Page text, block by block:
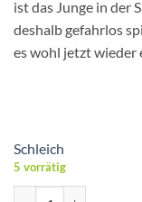
ist das Junge in der
deshalb gefahrlos
es wohl jetzt wieder
Schleich
5 vorrätig